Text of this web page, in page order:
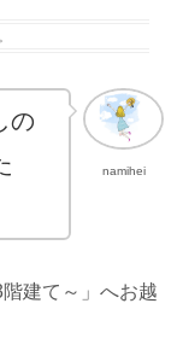
namihei
の
建て～」へお越